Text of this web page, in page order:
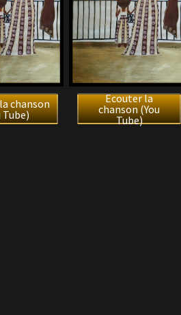
Ecouter la
chanson (You
Tube)
chanson
Tube)